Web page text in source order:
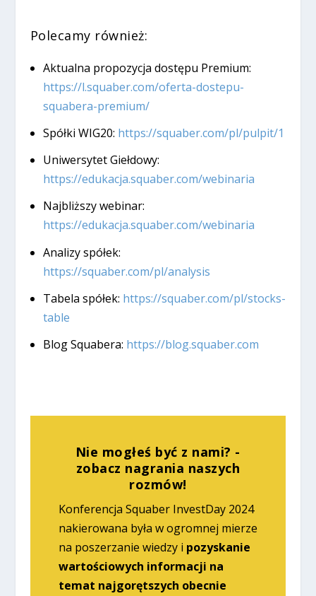
Polecamy również:
Aktualna propozycja dostępu Premium:
https://l.squaber.com/oferta-dostepu-
squabera-premium/
Spółki WIG20: https://squaber.com/pl/pulpit/1
Uniwersytet Giełdowy:
https://edukacja.squaber.com/webinaria
Najbliższy webinar:
https://edukacja.squaber.com/webinaria
Analizy spółek:
https://squaber.com/pl/analysis
Tabela spółek: https://squaber.com/pl/stocks-
table
Blog Squabera: https://blog.squaber.com
Nie mogłeś być z nami? -
zobacz nagrania naszych
rozmów!
Konferencja Squaber InvestDay 2024
nakierowana była w ogromnej mierze
na poszerzanie wiedzy i pozyskanie
wartościowych informacji na
temat najgorętszych obecnie